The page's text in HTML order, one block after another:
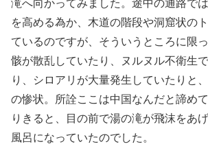
滝へ向かってみました。途中の通路で
を高める為か、木道の階段や洞窟状の
ているのですが、そういうところに限
骸が散乱していたり、ヌルヌル不衛生
り、シロアリが大量発生していたりと
の惨状。所詮ここは中国なんだと諦め
りきると、目の前で湯の滝が飛沫をあ
風呂になっていたのでした。